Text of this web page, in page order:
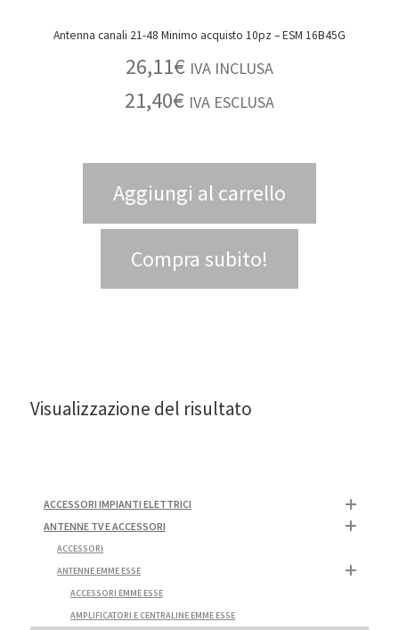
Antenna canali 21-48 Minimo acquisto 10pz – ESM 16B45G
26,11€ IVA INCLUSA
21,40€ IVA ESCLUSA
Aggiungi al carrello
Compra subito!
Visualizzazione del risultato
ACCESSORI IMPIANTI ELETTRICI
ANTENNE TV E ACCESSORI
ACCESSORI
ANTENNE EMME ESSE
ACCESSORI EMME ESSE
AMPLIFICATORI E CENTRALINE EMME ESSE